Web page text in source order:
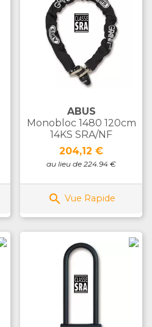
ABUS
Monobloc 1480 120cm
14KS SRA/NF
Prix
204,12 €
au lieu de 224.94 €
 Vue Rapide